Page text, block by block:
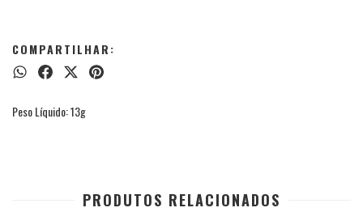
COMPARTILHAR:
Peso Líquido: 13g
PRODUTOS RELACIONADOS